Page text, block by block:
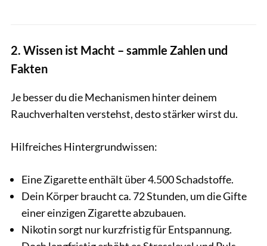
2. Wissen ist Macht – sammle Zahlen und
Fakten
Je besser du die Mechanismen hinter deinem
Rauchverhalten verstehst, desto stärker wirst du.
Hilfreiches Hintergrundwissen:
Eine Zigarette enthält über 4.500 Schadstoffe.
Dein Körper braucht ca. 72 Stunden, um die Gifte
einer einzigen Zigarette abzubauen.
Nikotin sorgt nur kurzfristig für Entspannung.